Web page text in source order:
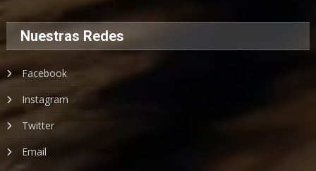
Nuestras Redes
Facebook
Instagram
Twitter
Email